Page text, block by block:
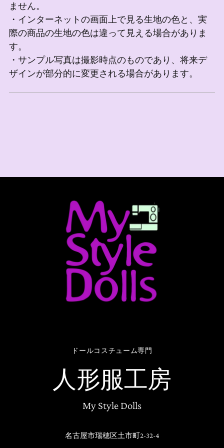
ません。
・インターネットの画面上で見る生地の色と、実
際の商品の生地の色は違って見える場合がありま
す。
・サンプル写真は撮影時点のものであり、将来デ
ザインが部分的に変更される場合があります。
ドールコスチューム専門
人形服工房
My Style Dolls
名古屋市瑞穂区土市町2-32-4